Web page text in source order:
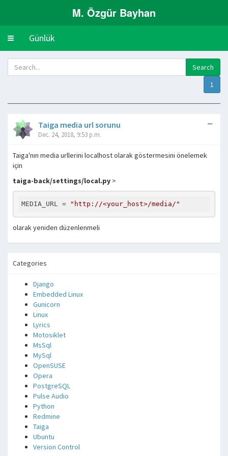
M. Özgür Bayhan
ToggleGünlük
1
Taiga media url sorunu
Dec. 24, 2018, 9:53 p.m.
Taiga'nın media urllerini localhost olarak göstermesini önelemek
için
taiga-back/settings/local.py >
MEDIA_URL = "http://<your_host>/media/"
olarak yeniden düzenlenmeli
Categories
Django
Embedded Linux
Gunicorn
Linux
Lyrics
Motosiklet
MsSql
MySql
OpenSUSE
Opera
PostgreSQL
Pulse Audio
Python
Redmine
Taiga
Ubuntu
Version Control